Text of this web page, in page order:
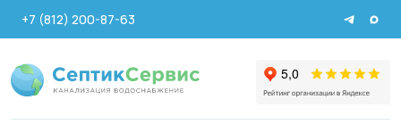
+7 (812) 200-87-63